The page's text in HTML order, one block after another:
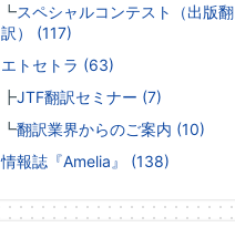
┗スペシャルコンテスト（出版翻
訳） (117)
エトセトラ (63)
┣JTF翻訳セミナー (7)
┗翻訳業界からのご案内 (10)
情報誌『Amelia』 (138)